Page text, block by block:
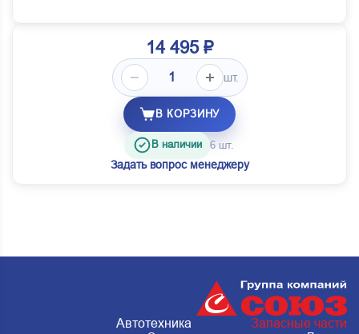
14 495 ₽
шт.
В КОРЗИНУ
В наличии 6 шт.
Задать вопрос менеджеру
Автотехника
Запасные части